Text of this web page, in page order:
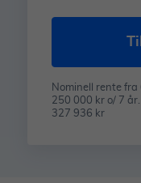
Nominell rente fra
250 000 kr o/ 7
327 936 kr